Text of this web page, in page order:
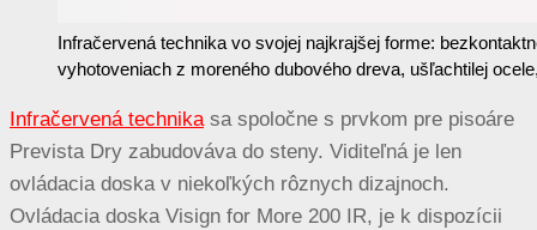
Infračervená technika vo svojej najkrajšej forme:
vyhotoveniach z moreného dubového dreva, ušľachtilej
Infračervená technikasa spoločne s prvkom pre pisoáre
Prevista Dry zabudováva do steny. Viditeľná je len
ovládacia doska v niekoľkých rôznych dizajnoch.
Ovládacia doska Visign for More 200 IR, je k dispozícii